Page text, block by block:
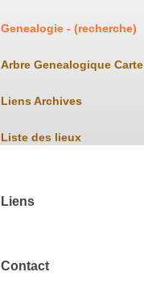
Genealogie - (recherche)
Arbre Genealogique Carte
Liens Archives
Liste des lieux
Liens
Contact